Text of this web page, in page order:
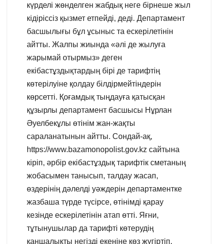
күрделі жөнделген жабдық неге бірнеше жыл
кідіріссіз қызмет етпейді, деді. Департамент
басшылығы бұл ұсыныс та ескерілетінін
айтты. Жалпы жиында «әлі де жылуға
жарымай отырмыз» деген
екібастұздықтардың бірі де тарифтің
көтерілуіне қолдау білдірмейтіндерін
көрсетті. Қоғамдық тыңдауға қатысқан
құзырлы департамент басшысы Нұрлан
Әуелбекұлы өтінім жан-жақты
сараланатынын айтты. Сондай-ақ,
https://www.bazamonopolist.gov.kz сайтына
кіріп, әрбір екібастұздық тарифтік сметаның
жобасымен танысып, талдау жасап,
өздерінің дәлелді уәждерін департаментке
жазбаша түрде түсірсе, өтінімді қарау
кезінде ескерілетінін атап өтті. Яғни,
тұтынушылар да тарифті көтерудің
қаншалықты негізді екеніне көз жүгіртіп,